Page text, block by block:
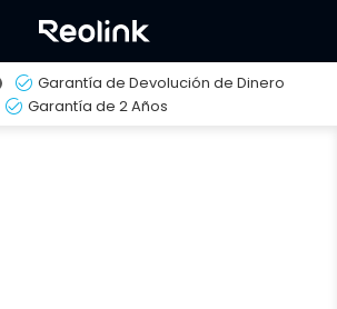
Garantía de Devolución de Dinero
Garantía de 2 Años